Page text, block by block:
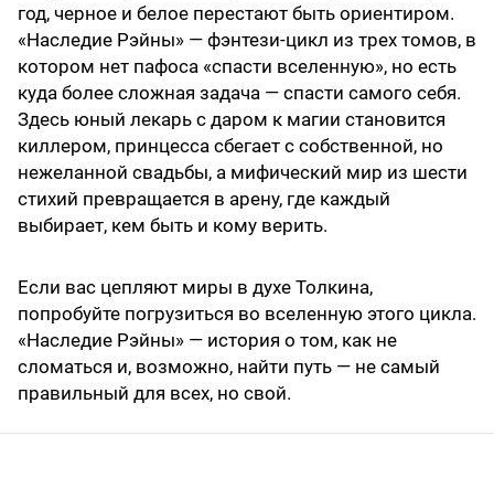
год, черное и белое перестают быть ориентиром.
«Наследие Рэйны» — фэнтези-цикл из трех томов, в
котором нет пафоса «спасти вселенную», но есть
куда более сложная задача — спасти самого себя.
Здесь юный лекарь с даром к магии становится
киллером, принцесса сбегает с собственной, но
нежеланной свадьбы, а мифический мир из шести
стихий превращается в арену, где каждый
выбирает, кем быть и кому верить.
Если вас цепляют миры в духе Толкина,
попробуйте погрузиться во вселенную этого цикла.
«Наследие Рэйны» — история о том, как не
сломаться и, возможно, найти путь — не самый
правильный для всех, но свой.